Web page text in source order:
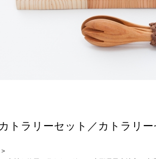
トラリーセット／カトラリ